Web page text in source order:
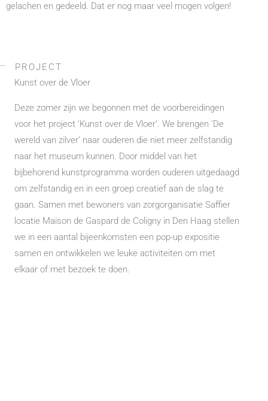
gelachen en gedeeld. Dat er nog maar veel mogen volgen!
PROJECT
Kunst over de Vloer
Deze zomer zijn we begonnen met de voorbereidingen
voor het project ‘Kunst over de Vloer’. We brengen ‘De
wereld van zilver’ naar ouderen die niet meer zelfstandig
naar het museum kunnen. Door middel van het
bijbehorend kunstprogramma worden ouderen uitgedaagd
om zelfstandig en in een groep creatief aan de slag te
gaan. Samen met bewoners van zorgorganisatie Saffier
locatie Maison de Gaspard de Coligny in Den Haag stellen
we in een aantal bijeenkomsten een pop-up expositie
samen en ontwikkelen we leuke activiteiten om met
elkaar of met bezoek te doen.